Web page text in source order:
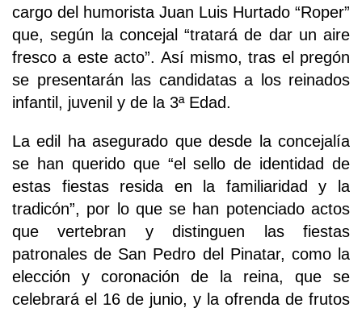
cargo del humorista Juan Luis Hurtado “Roper”
que, según la concejal “tratará de dar un aire
fresco a este acto”. Así mismo, tras el pregón
se presentarán las candidatas a los reinados
infantil, juvenil y de la 3ª Edad.
La edil ha asegurado que desde la concejalía
se han querido que “el sello de identidad de
estas fiestas resida en la familiaridad y la
tradicón”, por lo que se han potenciado actos
que vertebran y distinguen las fiestas
patronales de San Pedro del Pinatar, como la
elección y coronación de la reina, que se
celebrará el 16 de junio, y la ofrenda de frutos